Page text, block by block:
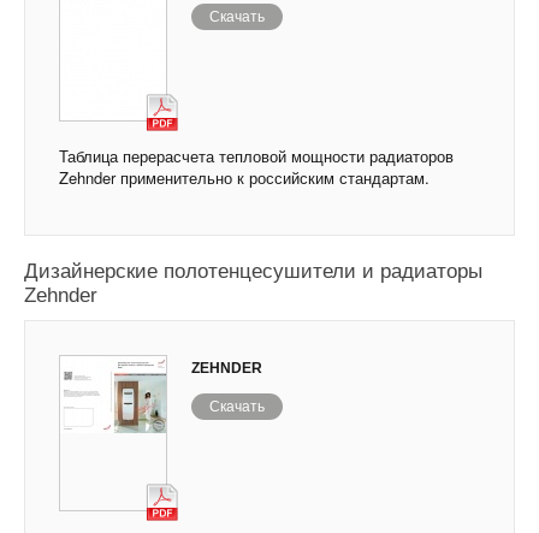
Скачать
Таблица перерасчета тепловой мощности радиаторов
Zehnder применительно к российским стандартам.
Дизайнерские полотенцесушители и радиаторы
Zehnder
ZEHNDER
Скачать